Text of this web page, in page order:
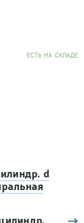
EСТЬ НА СКЛАДЕ
d